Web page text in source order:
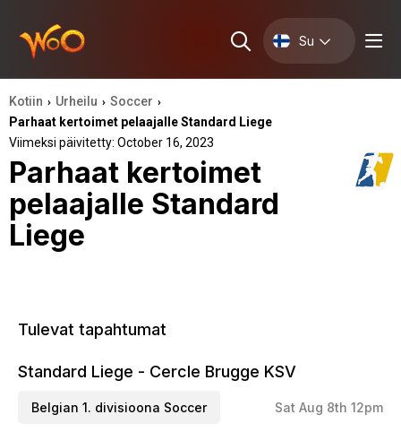
Su
Kotiin › Urheilu › Soccer ›
Parhaat kertoimet pelaajalle Standard Liege
Viimeksi päivitetty: October 16, 2023
Parhaat kertoimet
pelaajalle Standard
Liege
Tulevat tapahtumat
Standard Liege - Cercle Brugge KSV
Belgian 1. divisioona Soccer Sat Aug 8th 12pm